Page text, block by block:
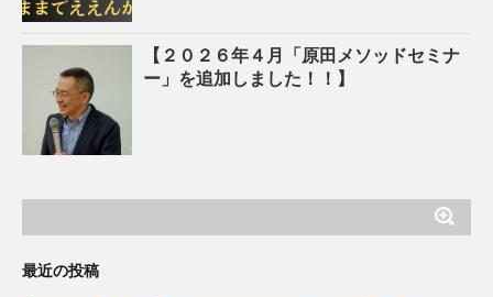
【２０２６年４月「原田メソッドセミナ
ー」を追加しました！！】
最近の投稿